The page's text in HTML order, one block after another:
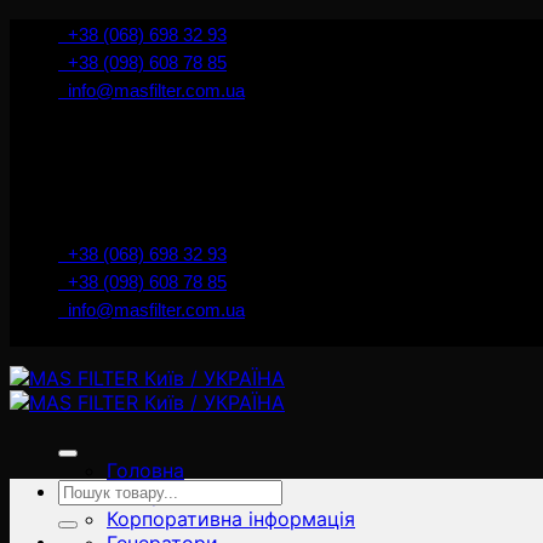
İçeriğe+38 (068) 698 32 93
+38 (098) 608 78 85
info@masfilter.com.ua
+38 (068) 698 32 93
+38 (098) 608 78 85
info@masfilter.com.ua
Головна
Товари
Корпоративна інформація
Ara: